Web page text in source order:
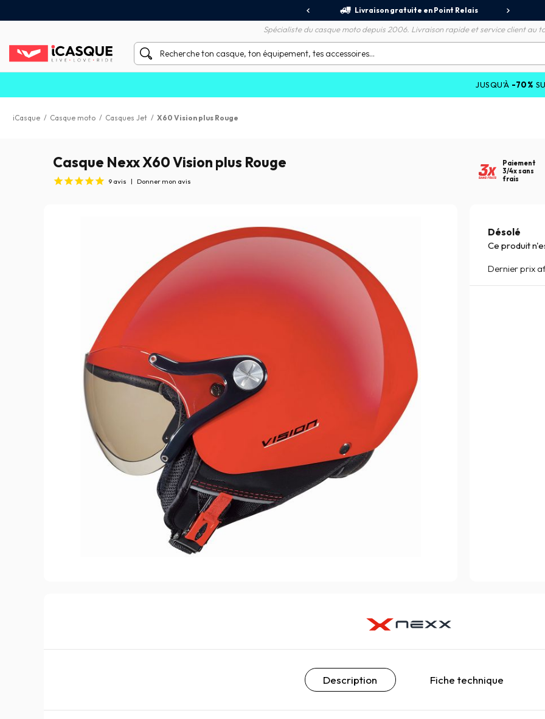
Livraison gratuite en Point Relais
Spécialiste du casque moto depuis 2006. Livraison rapide et service client au
-70%SUR LES
iCasque / Casque moto / Casques Jet / X60 Vision plus Rouge
Casque Nexx X60 Vision plus Rouge
9 avis | Donner mon avis
Paiement
3/4x sans
frais
Désolé
Ce produit
Dernier prix
Description Fiche technique